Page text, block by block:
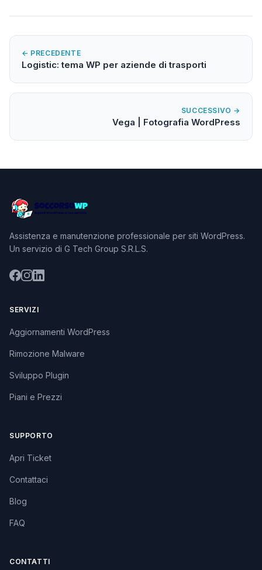
← PRECEDENTE
Logistic: tema WP per aziende di trasporti
SUCCESSIVO →
Vega | Fotografia WordPress
Assistenza e manutenzione professionale per siti WordPress.
Un servizio di G Tech Group S.R.L.S.
SERVIZI
Aggiornamenti WordPress
Rimozione Malware
Sviluppo Plugin
Piani e Prezzi
SUPPORTO
Apri Ticket
Contattaci
Blog
FAQ
CONTATTI